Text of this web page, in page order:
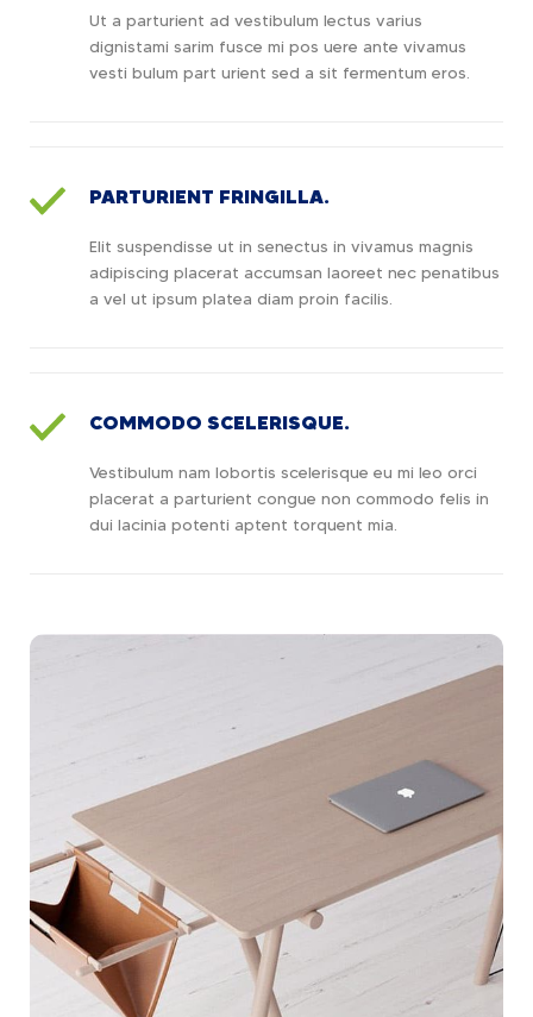
Ut a parturient ad vestibulum lectus varius
dignistami sarim fusce mi pos uere ante vivamus
vesti bulum part urient sed a sit fermentum eros.
PARTURIENT FRINGILLA.
Elit suspendisse ut in senectus in vivamus magnis
adipiscing placerat accumsan laoreet nec penatibus
a vel ut ipsum platea diam proin facilis.
COMMODO SCELERISQUE.
Vestibulum nam lobortis scelerisque eu mi leo orci
placerat a parturient congue non commodo felis in
dui lacinia potenti aptent torquent mia.